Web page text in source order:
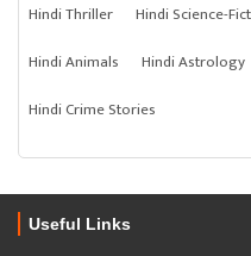
Hindi Thriller
Hindi Science-
Hindi Animals
Hindi Astrology
Hindi Crime Stories
Useful Links